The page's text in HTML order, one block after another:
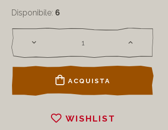
Disponibile: 6
ACQUISTA
WISHLIST